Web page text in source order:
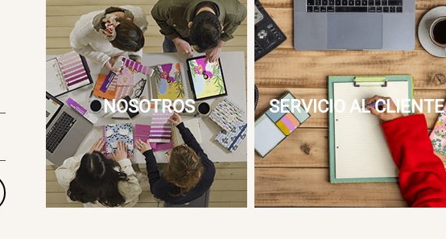
NOSOTROS SERVICIO AL CLIENTE